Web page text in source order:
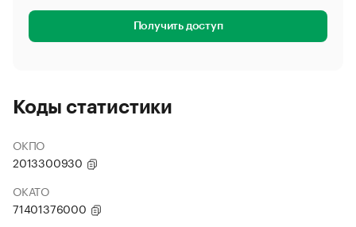
Получить доступ
Коды статистики
ОКПО
2013300930
ОКАТО
71401376000